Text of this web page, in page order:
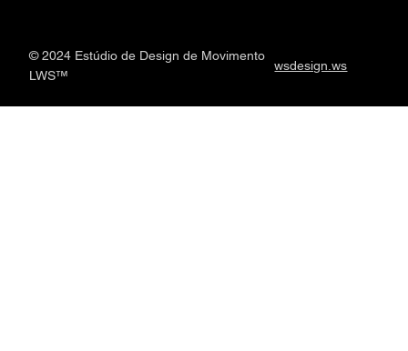
© 2024 Estúdio de Design de Movimento
LWS™
wsdesign.ws